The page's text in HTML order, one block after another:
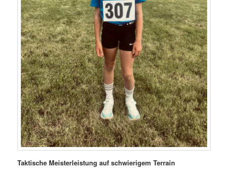
Taktische Meisterleistung auf schwierigem Terrain